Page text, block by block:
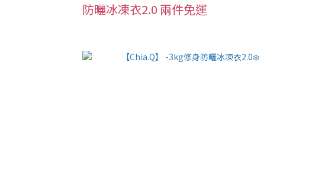
防曬冰凍衣2.0 兩件免運